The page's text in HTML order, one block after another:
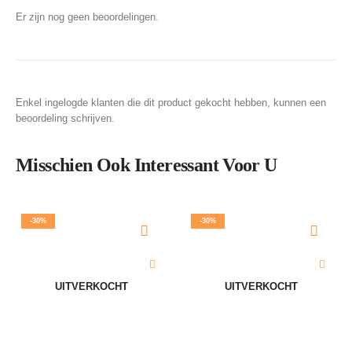
Er zijn nog geen beoordelingen.
Enkel ingelogde klanten die dit product gekocht hebben, kunnen een
beoordeling schrijven.
Misschien Ook Interessant Voor U
-30%
UITVERKOCHT
-30%
UITVERKOCHT